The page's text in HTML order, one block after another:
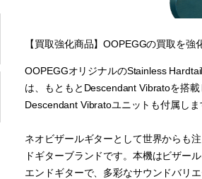
【買取強化商品】OOPEGGの買取を強
OOPEGGオリジナルのStainless
は、もともとDescendant Vibratoを搭
Descendant Vibratoユニットも付属しま
ネオビザールギターとして世界からも
ドギターブランドです。本機はビザー
エンドギターで、多彩なサウンドバリ